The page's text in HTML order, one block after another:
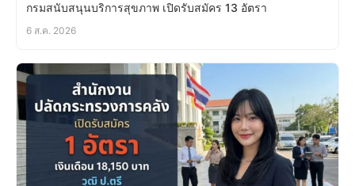
กรมสนับสนุนบริการสุขภาพ เปิดรับสมัคร 13 อัตรา
6 ส.ค. 2026